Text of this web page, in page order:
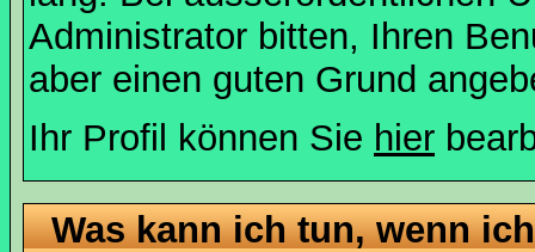
Administrator bitten, Ihren
aber einen guten Grund
Ihr Profil können Sie hier
Was kann ich tun, wenn